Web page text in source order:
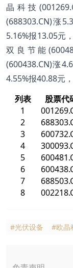
晶科技
(688303.CN)涨
5.16%报13.05元
双良节能
(600438.CN)涨
4.55%报40.88元
列表
股票代
1
2
3
4
5
6
7
8
#光伏设备 #欧晶